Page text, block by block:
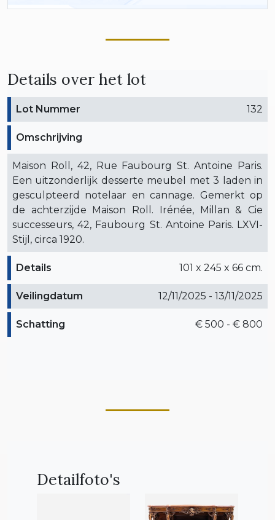
Details over het lot
Lot Nummer 132
Omschrijving
Maison Roll, 42, Rue Faubourg St. Antoine Paris.
Een uitzonderlijk desserte meubel met 3 laden in
gesculpteerd notelaar en cannage. Gemerkt op
de achterzijde Maison Roll. Irénée, Millan & Cie
successeurs, 42, Faubourg St. Antoine Paris. LXVI-
Stijl, circa 1920.
Details 101 x 245 x 66 cm.
Veilingdatum 12/11/2025 - 13/11/2025
Schatting € 500 - € 800
Detailfoto's